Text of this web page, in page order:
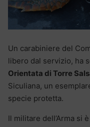
Un carabiniere del
libero dal servizio, ha
Orientata di Torre
Siculiana, un
specie protetta.
Il militare dell’Arma si